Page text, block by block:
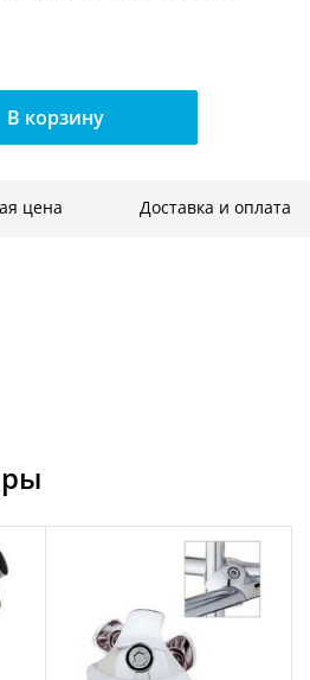
В корзину
цена Доставка и оплата